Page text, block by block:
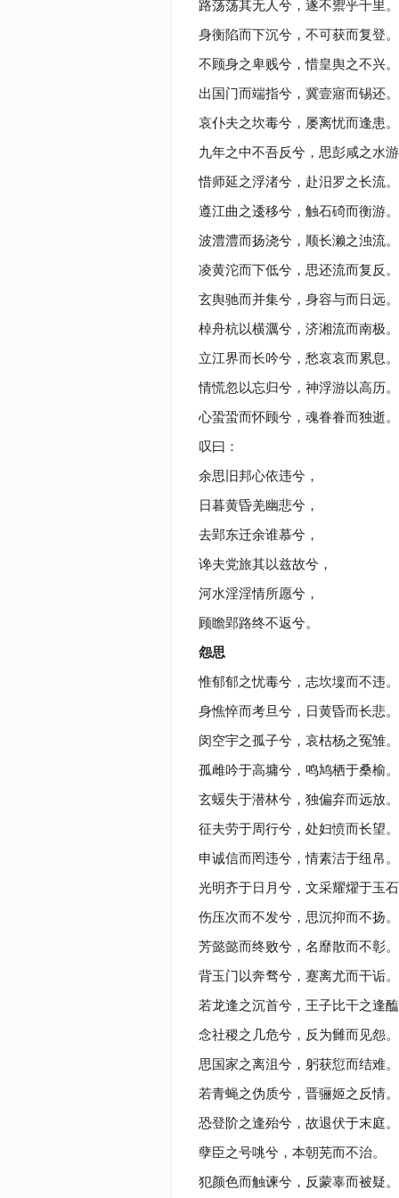
路荡荡其无人兮，遂不禦乎千里。
身衡陷而下沉兮，不可获而复登。
不顾身之卑贱兮，惜皇舆之不兴。
出国门而端指兮，冀壹寤而锡还。
哀仆夫之坎毒兮，屡离忧而逢患。
九年之中不吾反兮，思彭咸之水
惜师延之浮渚兮，赴汨罗之长流。
遵江曲之逶移兮，触石碕而衡游。
波澧澧而扬浇兮，顺长濑之浊流。
凌黄沱而下低兮，思还流而复反。
玄舆驰而并集兮，身容与而日远。
棹舟杭以横濿兮，济湘流而南极。
立江界而长吟兮，愁哀哀而累息。
情慌忽以忘归兮，神浮游以高历。
心蛩蛩而怀顾兮，魂眷眷而独逝。
叹曰：
余思旧邦心依违兮，
日暮黄昏羌幽悲兮，
去郢东迁余谁慕兮，
谗夫党旅其以兹故兮，
河水淫淫情所愿兮，
顾瞻郢路终不返兮。
怨思
惟郁郁之忧毒兮，志坎壈而不违。
身憔悴而考旦兮，日黄昏而长悲。
闵空宇之孤子兮，哀枯杨之冤雏。
孤雌吟于高墉兮，鸣鸠栖于桑榆。
玄蝯失于潜林兮，独偏弃而远放。
征夫劳于周行兮，处妇愤而长望。
申诚信而罔违兮，情素洁于纽帛。
光明齐于日月兮，文采耀燿于玉
伤压次而不发兮，思沉抑而不扬。
芳懿懿而终败兮，名靡散而不彰。
背玉门以奔骛兮，蹇离尤而干诟。
若龙逢之沉首兮，王子比干之逢
念社稷之几危兮，反为雠而见怨。
思国家之离沮兮，躬获愆而结难。
若青蝇之伪质兮，晋骊姬之反情。
恐登阶之逢殆兮，故退伏于末庭。
孽臣之号咷兮，本朝芜而不治。
犯颜色而触谏兮，反蒙辜而被疑。